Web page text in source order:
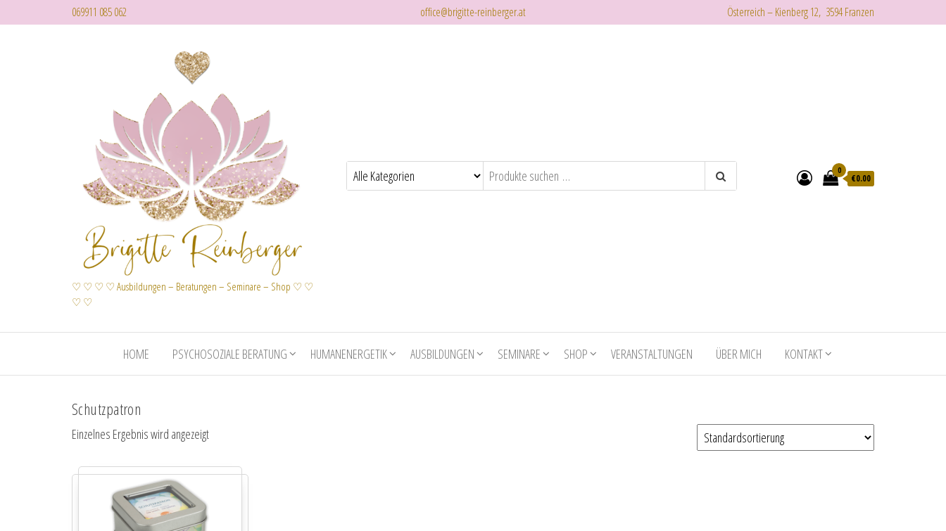
069911 085 062 office@brigitte-reinberger.at Österreich – Kienberg 12, 3594 Franzen
♡ ♡ ♡ ♡ Ausbildungen – Beratungen – Seminare – Shop ♡ ♡
♡ ♡
0
€0.00
HOME PSYCHOSOZIALE BERATUNG HUMANENERGETIK AUSBILDUNGEN SEMINARE SHOP VERANSTALTUNGEN ÜBER MICH KONTAKT
Schutzpatron
Einzelnes Ergebnis wird angezeigt